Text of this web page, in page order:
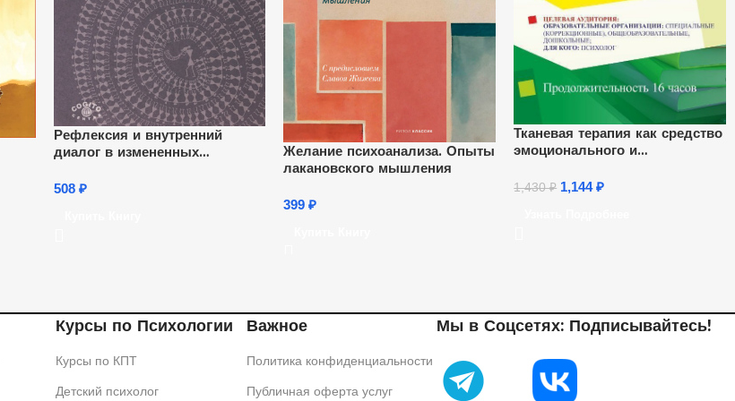
Рефлексия и внутренний
диалог в измененных
Интерсознание в психоанализе
508 ₽
Желание психоанализа. Опыты
лакановского мышления
399₽
Тканевая терапия как средство
эмоционального и
детей дошкольного и
1,430₽ 1,144₽
Курсы по Психологии
Курсы по КПТ
Детский психолог
Важное
Политика конфиденциальности
Публичная оферта услуг
Мы в Соцсетях: Подписывайтесь!